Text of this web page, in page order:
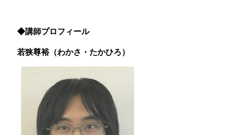
◆講師プロフィール
若狭尊裕（わかさ・たかひろ）